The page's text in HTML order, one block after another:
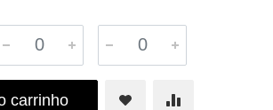
carrinho